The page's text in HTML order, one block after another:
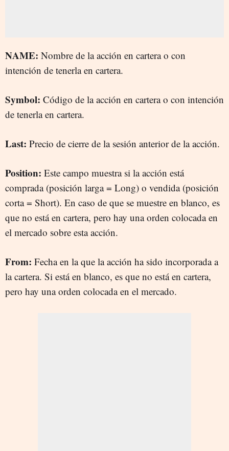
NAME: Nombre de la acción en cartera o con
intención de tenerla en cartera.
Symbol: Código de la acción en cartera o con intención
de tenerla en cartera.
Last: Precio de cierre de la sesión anterior de la acción.
Position: Este campo muestra si la acción está
comprada (posición larga = Long) o vendida (posición
corta = Short). En caso de que se muestre en blanco, es
que no está en cartera, pero hay una orden colocada en
el mercado sobre esta acción.
From: Fecha en la que la acción ha sido incorporada a
la cartera. Si está en blanco, es que no está en cartera,
pero hay una orden colocada en el mercado.